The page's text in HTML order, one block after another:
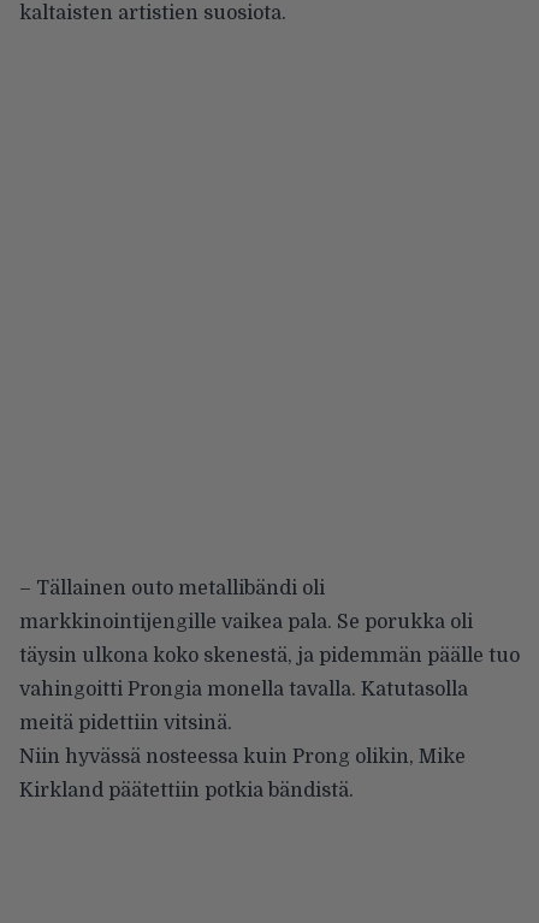
kaltaisten artistien suosiota.
– Tällainen outo metallibändi oli
markkinointijengille vaikea pala. Se porukka oli
täysin ulkona koko skenestä, ja pidemmän päälle tuo
vahingoitti Prongia monella tavalla. Katutasolla
meitä pidettiin vitsinä.
Niin hyvässä nosteessa kuin Prong olikin, Mike
Kirkland päätettiin potkia bändistä.